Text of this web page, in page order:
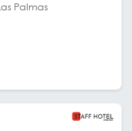
Palmas